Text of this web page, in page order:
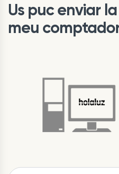
Us puc enviar
meu